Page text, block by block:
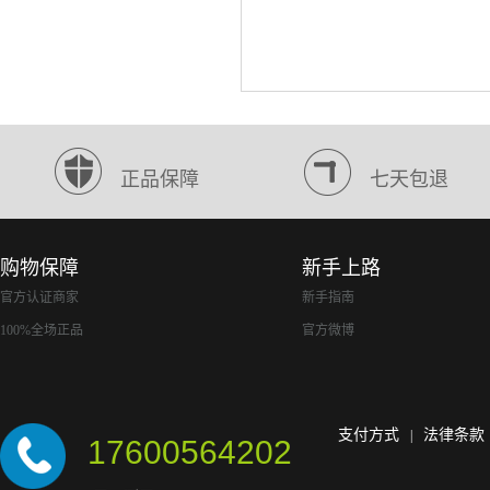
正品保障 七天包退
购物保障
官方认证商家
100%全场正品
新手上路
新手指南
官方微博
17600564202 支付方式 法律条款